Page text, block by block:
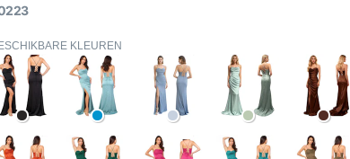
KLEUREN